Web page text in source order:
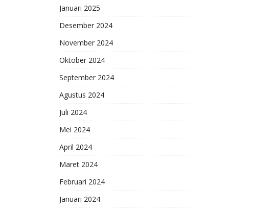
Januari 2025
Desember 2024
November 2024
Oktober 2024
September 2024
Agustus 2024
Juli 2024
Mei 2024
April 2024
Maret 2024
Februari 2024
Januari 2024